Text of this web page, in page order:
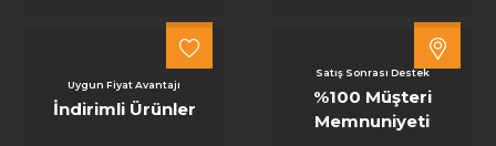
Uygun Fiyat Avantajı
İndirimli Ürünler
Satış Sonrası Destek
%100 Müşteri
Memnuniyeti